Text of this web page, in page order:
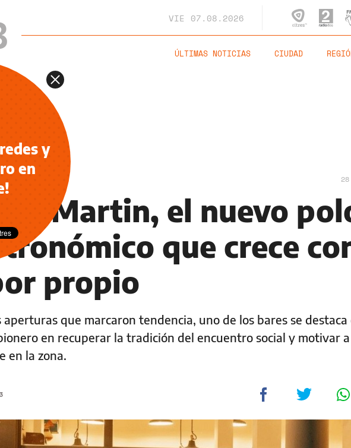
VIE 07.08.2026
ÚLTIMAS NOTICIAS CIUDAD
Martin, el nuevo
que crece
propio
aperturas que marcaron tendencia, uno de los bares se destaca
en recuperar la tradición del encuentro social y motivar
en la zona.
y
en